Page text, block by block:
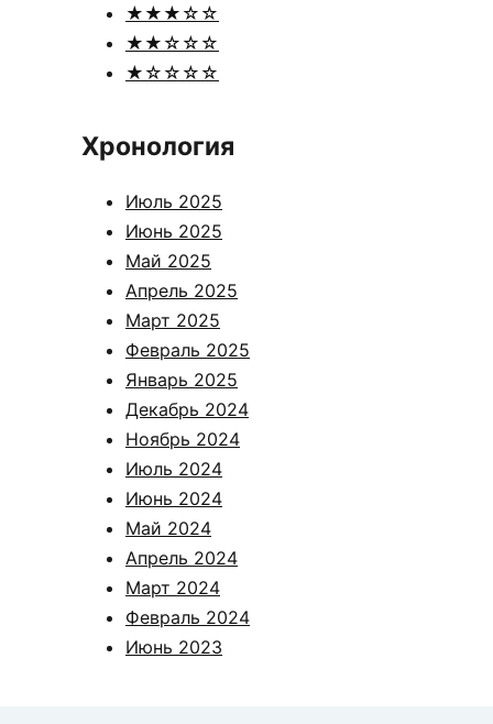
★★★☆☆
★★☆☆☆
★☆☆☆☆
Хронология
Июль 2025
Июнь 2025
Май 2025
Апрель 2025
Март 2025
Февраль 2025
Январь 2025
Декабрь 2024
Ноябрь 2024
Июль 2024
Июнь 2024
Май 2024
Апрель 2024
Март 2024
Февраль 2024
Июнь 2023